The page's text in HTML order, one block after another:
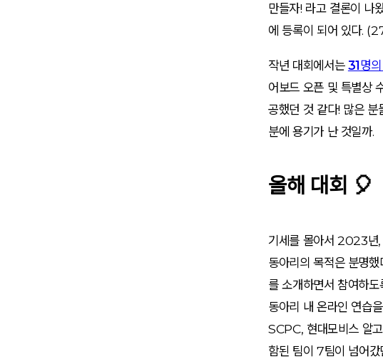
만들자! 라고 결론이 나
에 등록이 되어 있다.
작년 대회에서는31명
어보드 오픈 및 특별
공했던 것 같다! 많은 분
분에 용기가 난 것일까.
올해 대회 🎈
기세를 몰아서 2023년,
동아리의 목적은 분명했
를 소개하면서 참여하도
동아리 내 온라인 연습
SCPC, 현대모비스 알
함된 팀이 7팀이 넘어